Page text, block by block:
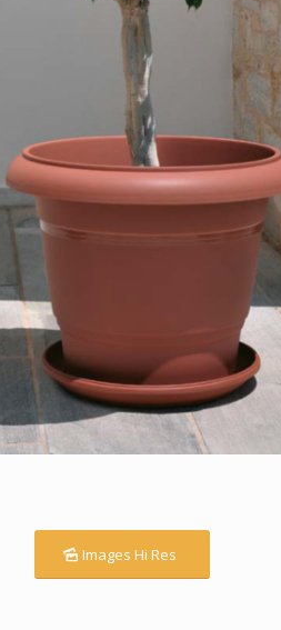
Images Hi Res